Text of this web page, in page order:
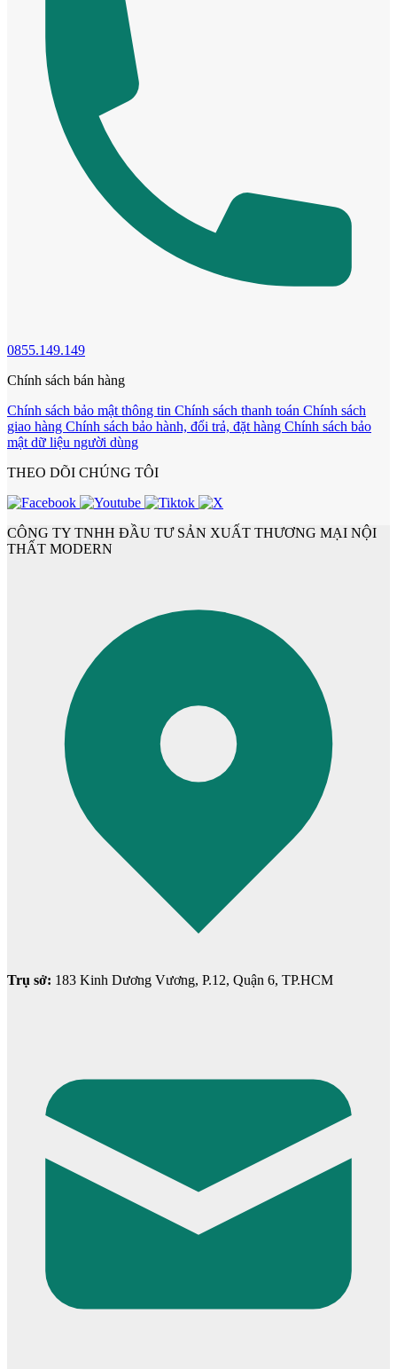
Cửa mẫu trơn phẳng
Cửa ô kính
Cửa vòm
0855.149.149
Chính sách bán hàng
Chính sách bảo mật thông tin Chính sách thanh toán Chính sách
giao hàng Chính sách bảo hành, đổi trả, đặt hàng Chính sách bảo
mật dữ liệu người dùng
THEO DÕI CHÚNG TÔI
CÔNG TY TNHH ĐẦU TƯ SẢN XUẤT THƯƠNG MẠI NỘI
THẤT MODERN
Trụ sở: 183 Kinh Dương Vương, P.12, Quận 6, TP.HCM